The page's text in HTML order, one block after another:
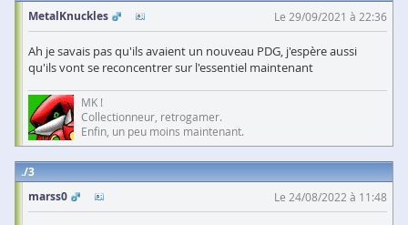
MetalKnuckles
Le 29/09/2021 à 22:36
Ah je savais pas qu'ils avaient un nouveau PDG, j'espère aussi
qu'ils vont se reconcentrer sur l'essentiel maintenant
MK !
Collectionneur, retrogamer.
Enfin, un peu moins maintenant.
3
marss0
Le 24/08/2022 à 11:48